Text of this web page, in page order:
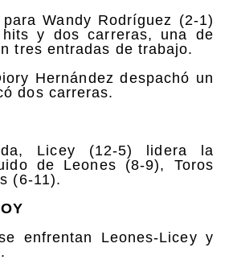
Wandy Rodríguez (2-1)
y dos carreras, una de
tres entradas de trabajo.
Hernández despachó un
dos carreras.
Licey (12-5) lidera la
de Leones (8-9), Toros
(6-11).
enfrentan Leones-Licey y